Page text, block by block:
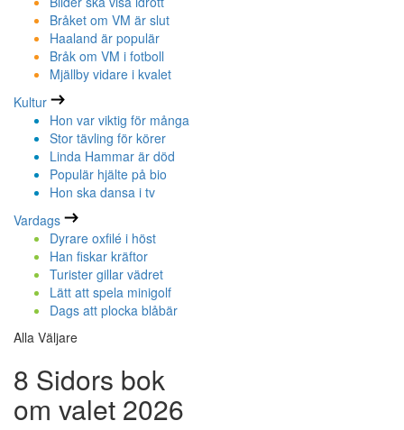
Bråket om VM är slut
Haaland är populär
Bråk om VM i fotboll
Mjällby vidare i kvalet
Kultur
Hon var viktig för många
Stor tävling för körer
Linda Hammar är död
Populär hjälte på bio
Hon ska dansa i tv
Vardags
Dyrare oxfilé i höst
Han fiskar kräftor
Turister gillar vädret
Lätt att spela minigolf
Dags att plocka blåbär
Alla Väljare
8 Sidors bok
om valet 2026